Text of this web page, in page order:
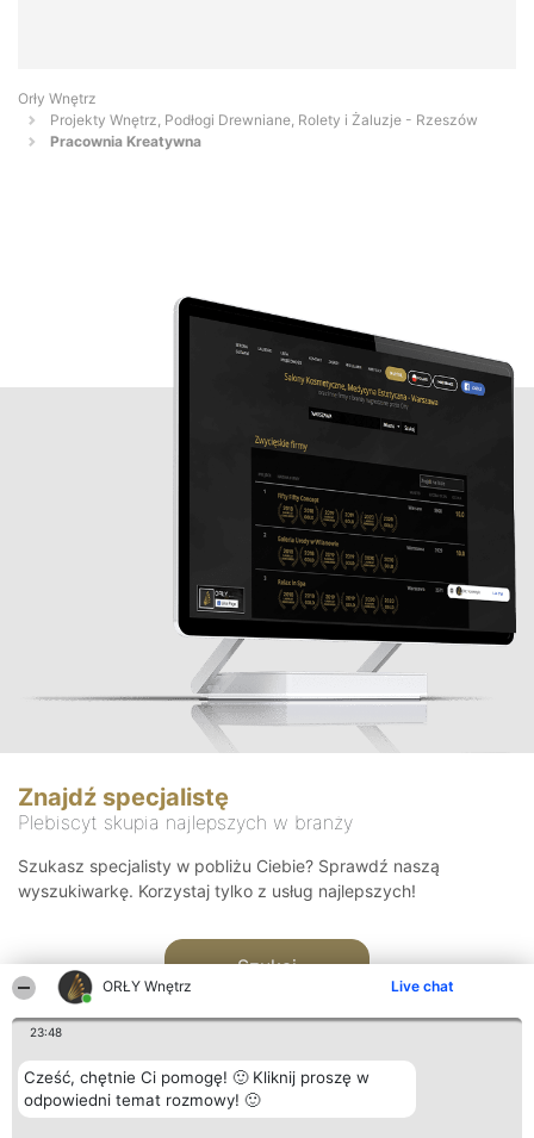
ORŁY Wnętrz Live chat
23:48
Cześć, chętnie Ci pomogę! 🙂 Kliknij proszę w
odpowiedni temat rozmowy! 🙂
Orły Wnętrz
Projekty Wnętrz, Podłogi Drewniane, Rolety i Żaluzje - Rzeszów
Pracownia Kreatywna
Znajdź specjalistę
Plebiscyt skupia najlepszych w branży
Szukasz specjalisty w pobliżu Ciebie? Sprawdź naszą
wyszukiwarkę. Korzystaj tylko z usług najlepszych!
Szukaj